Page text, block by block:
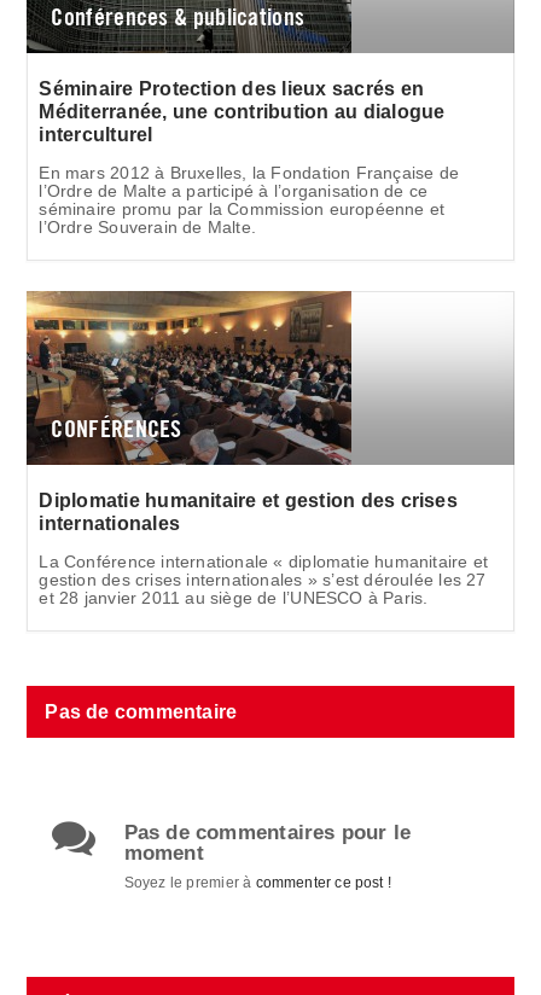
Conférences & publications
Séminaire Protection des lieux sacrés en
Méditerranée, une contribution au dialogue
interculturel
En mars 2012 à Bruxelles, la Fondation Française de
l’Ordre de Malte a participé à l’organisation de ce
séminaire promu par la Commission européenne et
l’Ordre Souverain de Malte.
CONFÉRENCES
Diplomatie humanitaire et gestion des crises
internationales
La Conférence internationale « diplomatie humanitaire et
gestion des crises internationales » s’est déroulée les 27
et 28 janvier 2011 au siège de l’UNESCO à Paris.
Pas de commentaire
Pas de commentaires pour le
moment
Soyez le premier à commenter ce post !